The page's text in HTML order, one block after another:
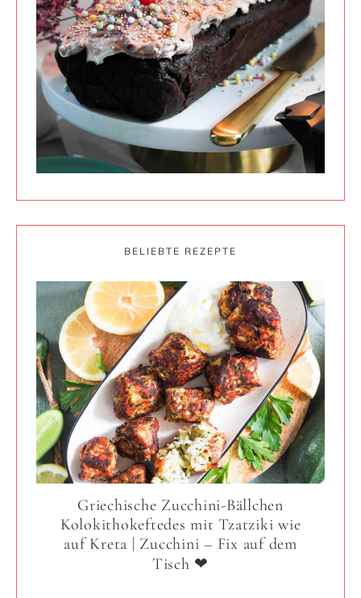
BELIEBTE REZEPTE
Griechische Zucchini-Bällchen
Kolokithokeftedes mit Tzatziki wie
auf Kreta | Zucchini – Fix auf dem
Tisch ❤